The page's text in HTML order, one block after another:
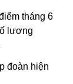
tháng 6
lương
đoàn hiện